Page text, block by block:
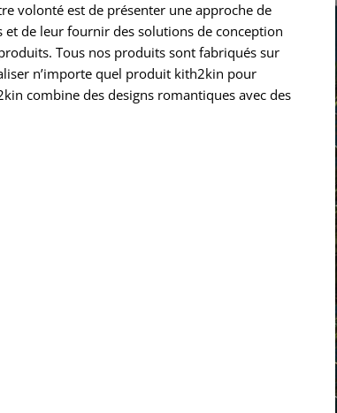
volonté est de présenter une approche de
de leur fournir des solutions de conception
Tous nos produits sont fabriqués sur
n’importe quel produit kith2kin pour
combine des designs romantiques avec des